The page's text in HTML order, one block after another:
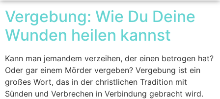
Vergebung: Wie Du Deine
Wunden heilen kannst
Kann man jemandem verzeihen, der einen betrogen hat?
Oder gar einem Mörder vergeben? Vergebung ist ein
großes Wort, das in der christlichen Tradition mit
Sünden und Verbrechen in Verbindung gebracht wird.